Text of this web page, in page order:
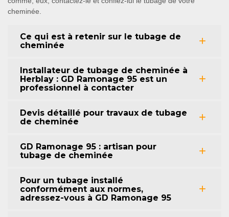
cheminée.
Ce qui est à retenir sur le tubage de
cheminée
Installateur de tubage de cheminée à
Herblay : GD Ramonage 95 est un
professionnel à contacter
Devis détaillé pour travaux de tubage
de cheminée
GD Ramonage 95 : artisan pour
tubage de cheminée
Pour un tubage installé
conformément aux normes,
adressez-vous à GD Ramonage 95